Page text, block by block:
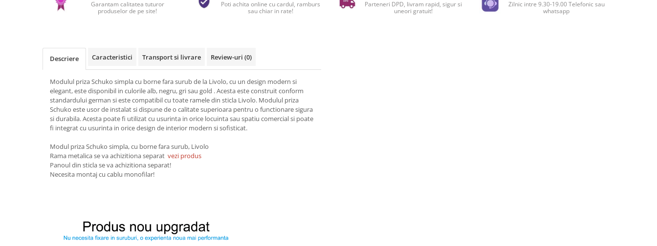
Garantam calitatea tuturor
produselor de pe site!
Poti achita online cu cardul, ramburs
sau chiar in rate!
Parteneri DPD, livram rapid, sigur si
uneori gratuit!
Zilnic intre 9.30-19.00 Telefonic sau
whatsapp
Descriere Caracteristici Transport si livrare Review-uri (0)
Modulul priza Schuko simpla cu borne fara surub de la Livolo, cu un design modern si
elegant, este disponibil in culorile alb, negru, gri sau gold . Acesta este construit conform
standardului german si este compatibil cu toate ramele din sticla Livolo. Modulul priza
Schuko este usor de instalat si dispune de o calitate superioara pentru o functionare sigura
si durabila. Acesta poate fi utilizat cu usurinta in orice locuinta sau spatiu comercial si poate
fi integrat cu usurinta in orice design de interior modern si sofisticat.
Modul priza Schuko simpla, cu borne fara surub, Livolo
Rama metalica se va achizitiona separat vezi produs
Panoul din sticla se va achizitiona separat!
Necesita montaj cu cablu monofilar!